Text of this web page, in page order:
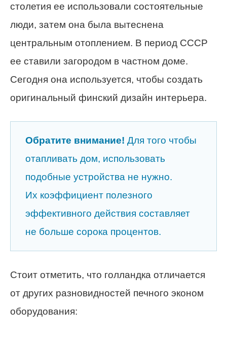
столетия ее использовали состоятельные
люди, затем она была вытеснена
центральным отоплением. В период СССР
ее ставили загородом в частном доме.
Сегодня она используется, чтобы создать
оригинальный финский дизайн интерьера.
Обратите внимание! Для того чтобы
отапливать дом, использовать
подобные устройства не нужно.
Их коэффициент полезного
эффективного действия составляет
не больше сорока процентов.
Стоит отметить, что голландка отличается
от других разновидностей печного эконом
оборудования: